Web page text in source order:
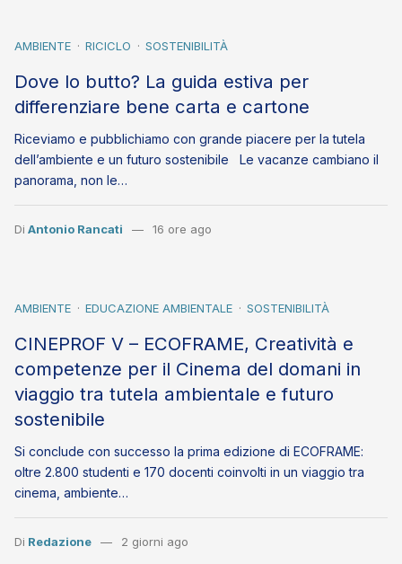
AMBIENTE RICICLO SOSTENIBILITÀ
Dove lo butto? La guida estiva per
differenziare bene carta e cartone
Riceviamo e pubblichiamo con grande piacere per la tutela
dell’ambiente e un futuro sostenibile Le vacanze cambiano il
panorama, non le…
Di Antonio Rancati 16 ore ago
AMBIENTE EDUCAZIONE AMBIENTALE SOSTENIBILITÀ
CINEPROF V – ECOFRAME, Creatività e
competenze per il Cinema del domani in
viaggio tra tutela ambientale e futuro
sostenibile
Si conclude con successo la prima edizione di ECOFRAME:
oltre 2.800 studenti e 170 docenti coinvolti in un viaggio tra
cinema, ambiente…
Di Redazione 2 giorni ago